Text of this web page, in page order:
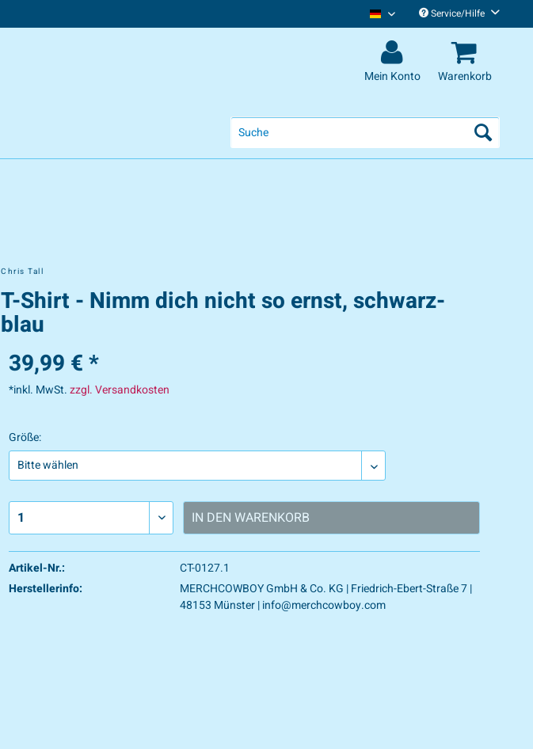
Chris Tall DeutschService/Hilfe
Mein Konto Warenkorb
Chris Tall
T-Shirt - Nimm dich nicht so ernst, schwarz-
blau
39,99 € *
*inkl. MwSt.zzgl. Versandkosten
Größe:
IN DEN WARENKORB
Artikel-Nr.:
CT-0127.1
Herstellerinfo:
MERCHCOWBOY GmbH & Co. KG | Friedrich-Ebert-Straße 7 |
48153 Münster | info@merchcowboy.com